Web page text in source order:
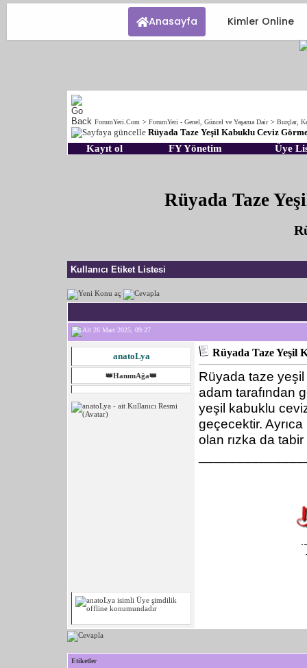
Anasayfa Kimler Online
ForumYeri.Com > ForumYeri - Genel, Güncel ve Yaşama Dair > Burçlar,
Rüyada Taze Yeşil Kabuklu Ceviz
Kayıt ol FY Yönetim Üye
Rüyada Taze
Kullanıcı Etiket Listesi
26 Mart 2025, 09:27
anatoLya
👑HanımAğa👑
Rüyada Taze Yeşil
Rüyada taze
adam tarafından
yeşil kabuklu
geçecektir.
olan rızka da
Etiketler